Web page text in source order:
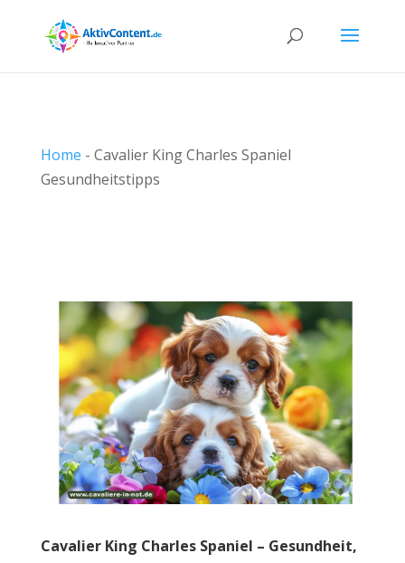
Home - Cavalier King Charles Spaniel
Gesundheitstipps
Cavalier King Charles Spaniel – Gesundheit,